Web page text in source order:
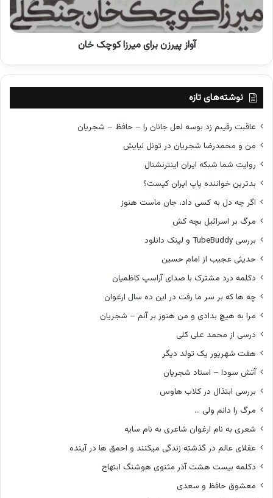
د
ن
ز
پ
ر
ا
ج
ل
ز
د
د
ر
ز
ن
ی
ر
ا
ک
چ
ک
ا
ن
آواز پیرزن برای میرزا کوچک خان
نوشته‌های تازه
عاقبت رقیبم زد بوسه لعل جانان را – حافظ – شجریان
من و محمدرضا شجریان در تونل نیایش
روایت شما شبکه ایران اینترنشنال
بدترین خواننده پاپ ایران کیست؟
اگر چه دل به کسی داد، جان ماست هنوز
مرگ بر اسرائیل بچه کش
بررسی TubeBuddy و لینک دانلود
حدیثی عجیب از امام حسین
دکلمه درد مشترک با صدای آراسپ کاظمیان
چه ها که بر سر ما رفت در این ده سال ارغوان
مرا به هیچ بدادی و من هنوز بر آنم – شجریان
درسی از محمد علی کلی
هفت شهریور یک تولد دیگر
آتش سودا – استاد شجریان
بررسی ابتذال در کلاب هاوس
مرگ را دانم ولی …
شعری به نام ارغوان شاعری به نام سایه
عقلای عالم در گذشته زندگی میکنند و احمق ها در آینده
دکلمه بیست هشت آذر مثنوی هوشنگ ابتهاج
معشوق حافظ و سعدی